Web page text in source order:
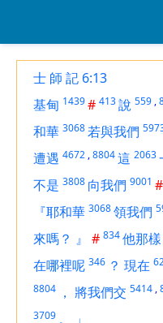
士 師 記 6:13
基甸 1439# 413說 559 ,
和華 3068若與我們
遭遇 4672 ,8804這 2063
不是 3808 向我們 9001 #
『耶和華 3068領我們
來嗎？ 』 # 834他那樣
在哪裡呢 346 ？ 現在
8804 ， 將我們交 5414 ,
3709 。
」